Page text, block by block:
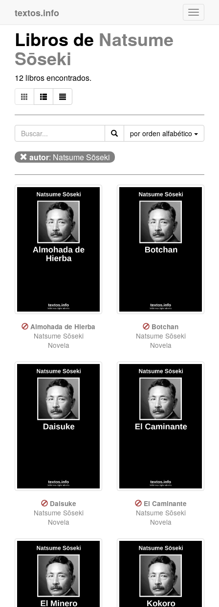
textos.info
Libros de Natsume
Sōseki
12 libros encontrados.
por orden alfabético
autor: Natsume Sōseki
Almohada de Hierba
Natsume Sōseki
Novela
Botchan
Natsume Sōseki
Novela
Daisuke
Natsume Sōseki
Novela
El Caminante
Natsume Sōseki
Novela